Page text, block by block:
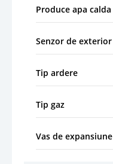
Produce apa calda
Senzor de exterior
Tip ardere
Tip gaz
Vas de expansiune